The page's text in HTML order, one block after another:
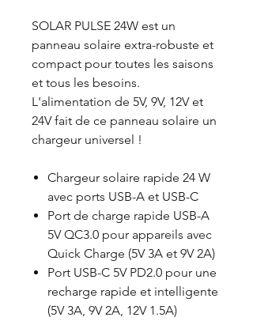
SOLAR PULSE 24W est un
panneau solaire extra-robuste et
compact pour toutes les saisons
et tous les besoins.
L'alimentation de 5V, 9V, 12V et
24V fait de ce panneau solaire un
chargeur universel !
Chargeur solaire rapide 24 W
avec ports USB-A et USB-C
Port de charge rapide USB-A
5V QC3.0 pour appareils avec
Quick Charge (5V 3A et 9V 2A)
Port USB-C 5V PD2.0 pour une
recharge rapide et intelligente
(5V 3A, 9V 2A, 12V 1.5A)